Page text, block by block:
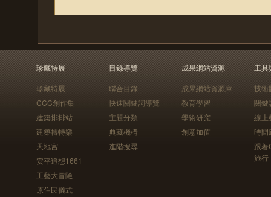
珍藏特展
珍藏特展
CCC創作集
建築排排站
建築轉轉樂
天地宮
安平追想1661
工藝大冒險
原住民儀式
目錄導覽
聯合目錄
快速關鍵詞導覽
主題分類
典藏機構
進階搜尋
成果網站資源
成果網站資源庫
教育學習
學術研究
創意加值
工具
技術
關鍵
線上
時間
跟
旅行